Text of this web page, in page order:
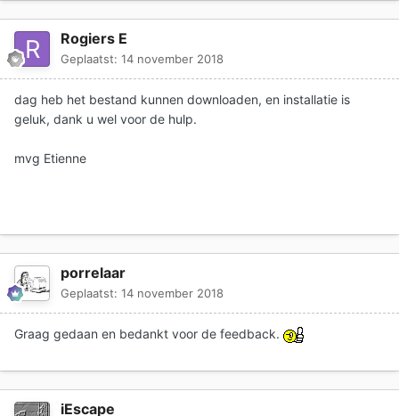
Rogiers E
Geplaatst: 14 november 2018
dag heb het bestand kunnen downloaden, en installatie is
geluk, dank u wel voor de hulp.
mvg Etienne
porrelaar
Geplaatst: 14 november 2018
Graag gedaan en bedankt voor de feedback.
iEscape